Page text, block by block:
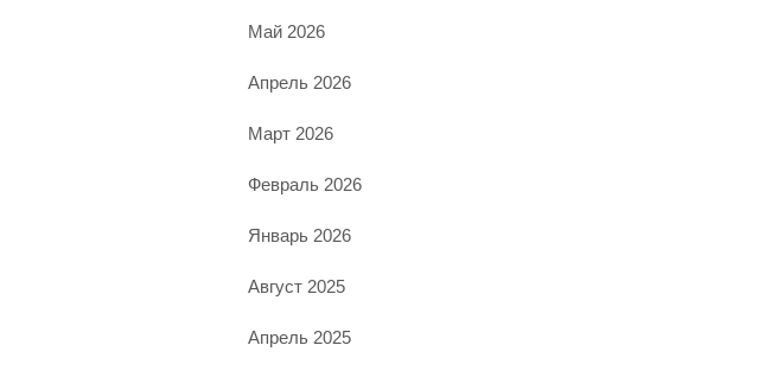
Май 2026
Апрель 2026
Март 2026
Февраль 2026
Январь 2026
Август 2025
Апрель 2025